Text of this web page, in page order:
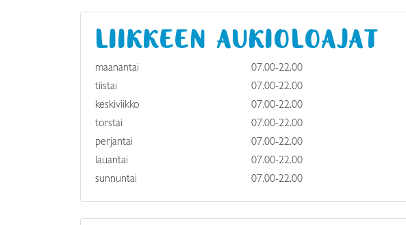
LIIKKEEN AUKIOLOAJAT
maanantai
07.00-22.00
tiistai
07.00-22.00
keskiviikko
07.00-22.00
torstai
07.00-22.00
perjantai
07.00-22.00
lauantai
07.00-22.00
sunnuntai
07.00-22.00